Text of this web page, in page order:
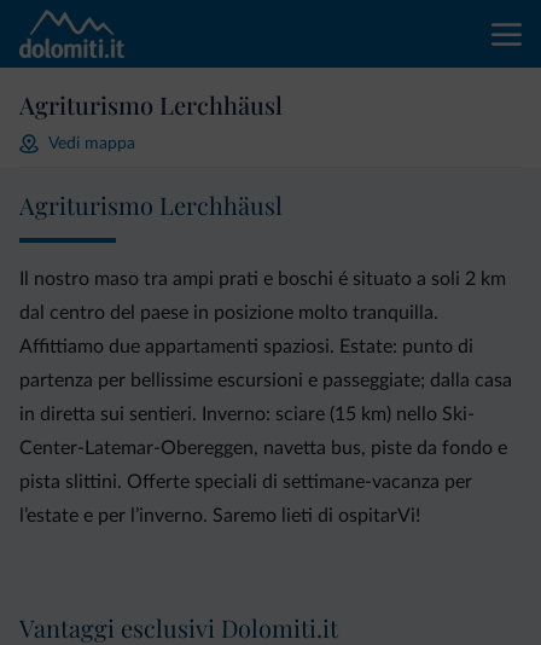
Agriturismo Lerchhäusl
Vedi mappa
Agriturismo Lerchhäusl
Il nostro maso tra ampi prati e boschi é situato a soli 2 km
dal centro del paese in posizione molto tranquilla.
Affittiamo due appartamenti spaziosi. Estate: punto di
partenza per bellissime escursioni e passeggiate; dalla casa
in diretta sui sentieri. Inverno: sciare (15 km) nello Ski-
Center-Latemar-Obereggen, navetta bus, piste da fondo e
pista slittini. Offerte speciali di settimane-vacanza per
l’estate e per l’inverno. Saremo lieti di ospitarVi!
Vantaggi esclusivi Dolomiti.it